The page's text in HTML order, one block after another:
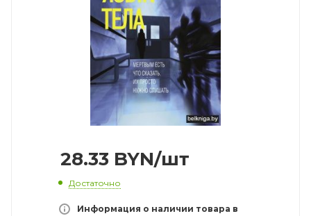
28.33 BYN/шт
Достаточно
Информация о наличии товара в